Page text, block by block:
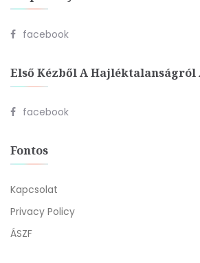
facebook
Első Kézből A Hajléktalanságról
facebook
Fontos
Kapcsolat
Privacy Policy
ÁSZF